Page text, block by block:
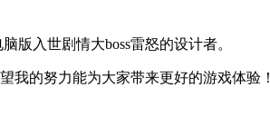
版入世剧情大boss雷怒的设计者。
我的努力能为大家带来更好的游戏体验！